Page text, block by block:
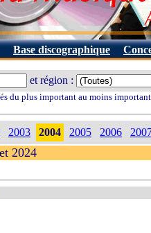
Base discographique
et région :
du plus important au moins important
2003 2004 2005 2006
2024